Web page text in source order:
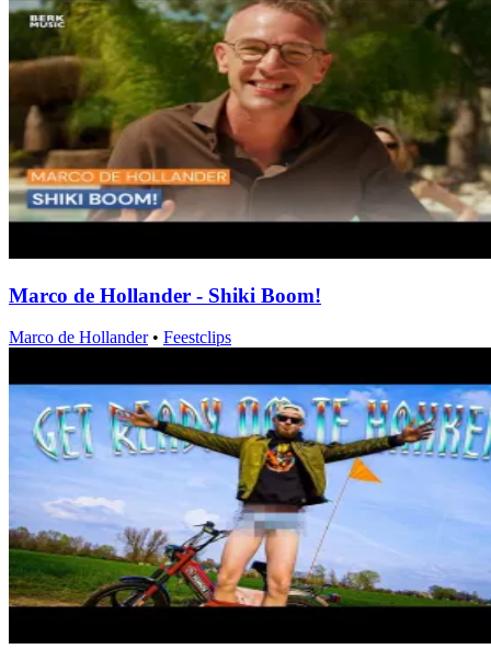
Marco de Hollander - Shiki Boom!
Marco de Hollander • Feestclips